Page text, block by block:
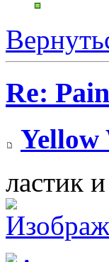
Re:
Yellow
ластик